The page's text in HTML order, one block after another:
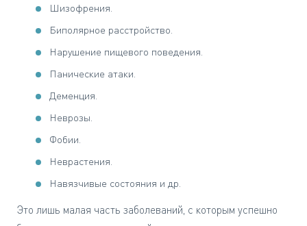
Шизофрения.
Биполярное расстройство.
Нарушение пищевого поведения.
Панические атаки.
Деменция.
Неврозы.
Фобии.
Неврастения.
Навязчивые состояния и др.
Это лишь малая часть заболеваний, с которым успешно